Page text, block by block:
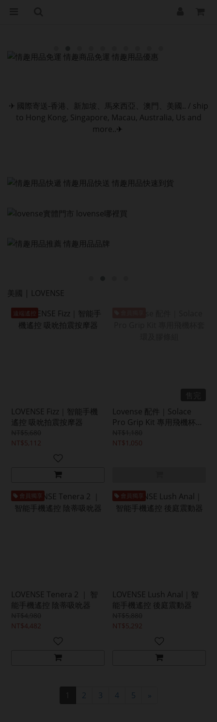
✈ 國際寄送-香港、新加坡、馬來西亞、澳門、美國.. / ship
to Hong Kong, Singapore, Macau, Australia, Us and
more..✈
美國 | LOVENSE
遠端遙控
LOVENSE Fizz｜智能手機
遙控 吸吮拍震按摩器
NT$5,112
Lovense 配件｜Solace
Pro Grip Kit 專用飛機杯套
NT$1,050
會員獨享
LOVENSE Tenera 2 ｜ 智
能手機遙控 陰蒂吸吮器
NT$4,482
會員獨享
LOVENSE Lush Anal｜智
能手機遙控 後庭震動器
NT$5,292
2 3 4 5 »